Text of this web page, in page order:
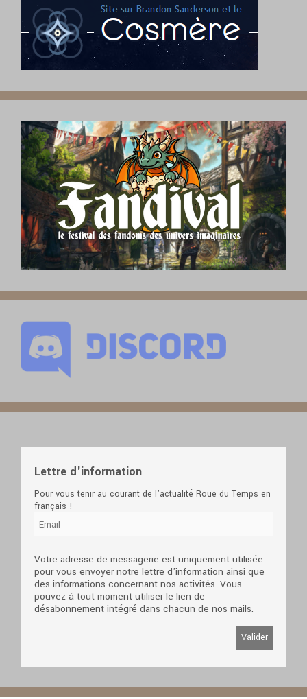
Lettre d'information
Pour vous tenir au courant de l'actualité Roue du Temps en
français !
Votre adresse de messagerie est uniquement utilisée
pour vous envoyer notre lettre d'information ainsi que
des informations concernant nos activités. Vous
pouvez à tout moment utiliser le lien de
désabonnement intégré dans chacun de nos mails.